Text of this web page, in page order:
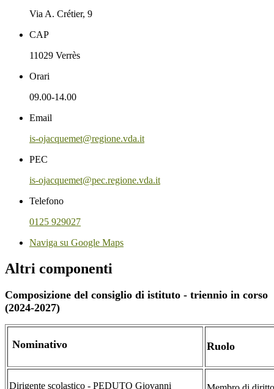
Via A. Crétier, 9
CAP
11029 Verrès
Orari
09.00-14.00
Email
is-ojacquemet@regione.vda.it
PEC
is-ojacquemet@pec.regione.vda.it
Telefono
0125 929027
Naviga su Google Maps
Altri componenti
Composizione del consiglio di istituto - triennio in corso
(2024-2027)
Nominativo Ruolo
Dirigente scolastico - PEDUTO Giovanni